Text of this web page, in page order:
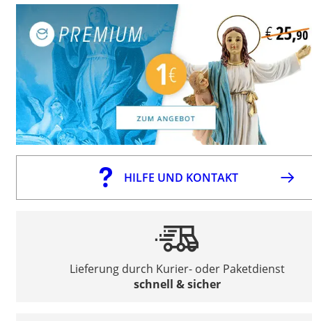
HILFE UND KONTAKT
Lieferung durch Kurier- oder Paketdienst
schnell & sicher